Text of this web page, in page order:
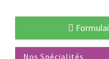
Nos Spécialités